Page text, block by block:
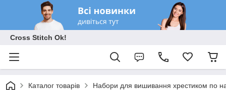
Cross Stitch Ok!
Каталог товарів Набори для вишивання хрестиком по